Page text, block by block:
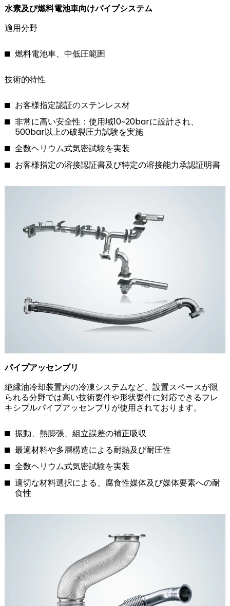
水素及び燃料電池車向けパイプシステム
適用分野
燃料電池車、中低圧範囲
技術的特性
お客様指定認証のステンレス材
非常に高い安全性：使用域10~20barに設計され、
500bar以上の破裂圧力試験を実施
全数ヘリウム式気密試験を実装
お客様指定の溶接認証書及び特定の溶接能力承認証明書
パイプアッセンブリ
絶縁油冷却装置内の冷凍システムなど、設置スペースが限
られる分野では高い技術要件や形状要件に対応できるフレ
キシブルパイプアッセンブリが使用されております。
振動、熱膨張、組立誤差の補正吸収
最適材料や多層構造による耐熱及び耐圧性
全数ヘリウム式気密試験を実装
適切な材料選択による、腐食性媒体及び媒体要素への耐
食性